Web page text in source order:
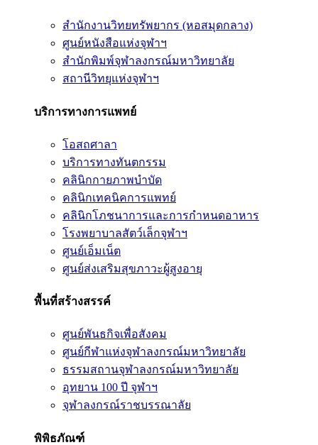
สำนักงานวิทยทรัพยากร (หอสมุดกลาง)
ศูนย์หนังสือแห่งจุฬาฯ
สำนักพิมพ์จุฬาลงกรณ์มหาวิทยาลัย
สถานีวิทยุแห่งจุฬาฯ
บริการทางการแพทย์
โอสถศาลา
บริการทางทันตกรรม
คลินิกกายภาพบำบัด
คลินิกเทคนิคการแพทย์
คลินิกโภชนาการและการกำหนดอาหาร
โรงพยาบาลสัตว์เล็กจุฬาฯ
ศูนย์เอ็มเน็ต
ศูนย์ส่งเสริมสุขภาวะผู้สูงอายุ
พื้นที่สร้างสรรค์
ศูนย์พันธกิจเพื่อสังคม
ศูนย์กีฬาแห่งจุฬาลงกรณ์มหาวิทยาลัย
ธรรมสถานจุฬาลงกรณ์มหาวิทยาลัย
อุทยาน 100 ปี จุฬาฯ
จุฬาลงกรณ์ราชบรรณาลัย
พิพิธภัณฑ์